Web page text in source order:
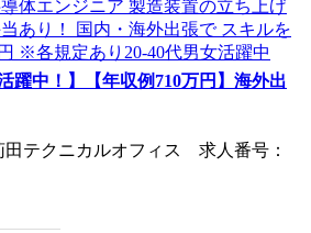
躍中！】【年収例710万円】海外出
田テクニカルオフィス 求人番号：